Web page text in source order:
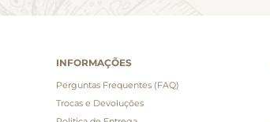
INFORMAÇÕES
Perguntas Frequentes (FAQ)
Trocas e Devoluções